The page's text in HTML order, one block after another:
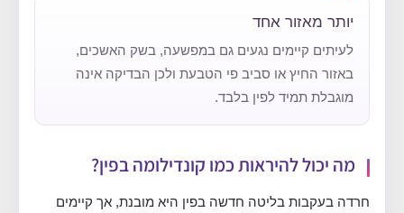
יותר מאזור אחד
לעיתים קיימים נגעים גם במפשעה, בשק האשכים,
באזור החיץ או סביב פי הטבעת ולכן הבדיקה אינה
מוגבלת תמיד לפין בלבד.
מה יכול להיראות כמו קונדילומה בפין?
חרדה בעקבות בליטה חדשה בפין היא מובנת, אך קיימים